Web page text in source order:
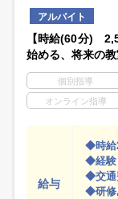
アルバイト
【時給(60分)
始める、将来の教
個別指導
オンライン指導
給与
◆時給
◆経験
◆交通
◆研修